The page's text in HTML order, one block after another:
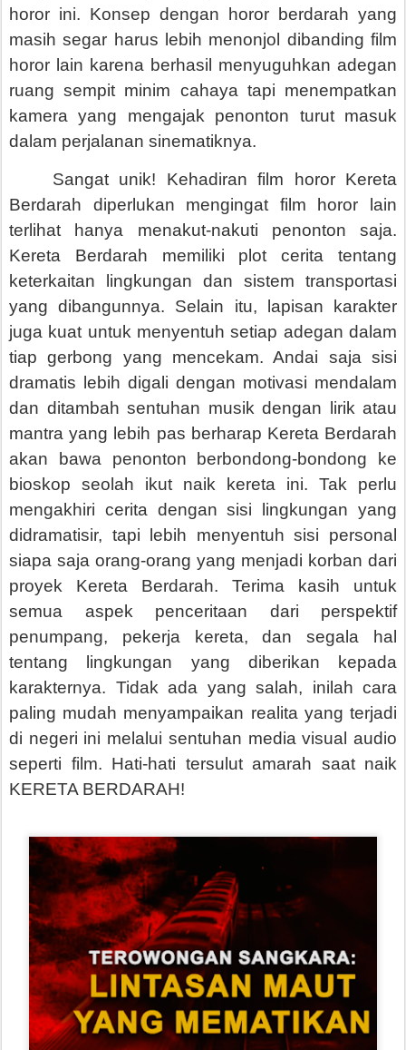
horor ini. Konsep dengan horor berdarah yang
masih segar harus lebih menonjol dibanding film
horor lain karena berhasil menyuguhkan adegan
ruang sempit minim cahaya tapi menempatkan
kamera yang mengajak penonton turut masuk
dalam perjalanan sinematiknya.
Sangat unik! Kehadiran film horor Kereta
Berdarah diperlukan mengingat film horor lain
terlihat hanya menakut-nakuti penonton saja.
Kereta Berdarah memiliki plot cerita tentang
keterkaitan lingkungan dan sistem transportasi
yang dibangunnya. Selain itu, lapisan karakter
juga kuat untuk menyentuh setiap adegan dalam
tiap gerbong yang mencekam. Andai saja sisi
dramatis lebih digali dengan motivasi mendalam
dan ditambah sentuhan musik dengan lirik atau
mantra yang lebih pas berharap Kereta Berdarah
akan bawa penonton berbondong-bondong ke
bioskop seolah ikut naik kereta ini. Tak perlu
mengakhiri cerita dengan sisi lingkungan yang
didramatisir, tapi lebih menyentuh sisi personal
siapa saja orang-orang yang menjadi korban dari
proyek Kereta Berdarah. Terima kasih untuk
semua aspek penceritaan dari perspektif
penumpang, pekerja kereta, dan segala hal
tentang lingkungan yang diberikan kepada
karakternya. Tidak ada yang salah, inilah cara
paling mudah menyampaikan realita yang terjadi
di negeri ini melalui sentuhan media visual audio
seperti film. Hati-hati tersulut amarah saat naik
KERETA BERDARAH!